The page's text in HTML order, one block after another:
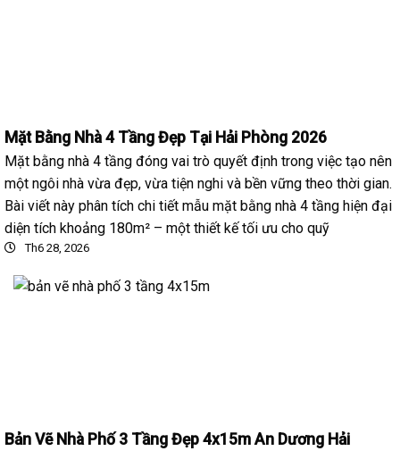
Mặt Bằng Nhà 4 Tầng Đẹp Tại Hải Phòng 2026
Mặt bằng nhà 4 tầng đóng vai trò quyết định trong việc tạo nên
một ngôi nhà vừa đẹp, vừa tiện nghi và bền vững theo thời gian.
Bài viết này phân tích chi tiết mẫu mặt bằng nhà 4 tầng hiện đại
diện tích khoảng 180m² – một thiết kế tối ưu cho quỹ
Th6 28, 2026
Bản Vẽ Nhà Phố 3 Tầng Đẹp 4x15m An Dương Hải